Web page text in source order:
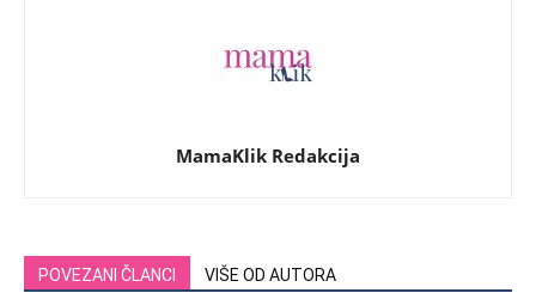
MamaKlik Redakcija
POVEZANI ČLANCI VIŠE OD AUTORA